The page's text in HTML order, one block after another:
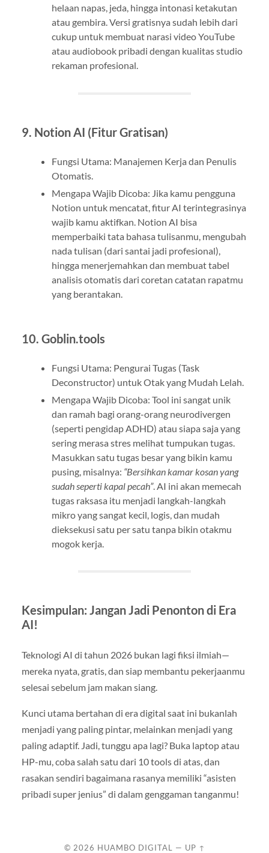
helaan napas, jeda, hingga intonasi ketakutan
atau gembira. Versi gratisnya sudah lebih dari
cukup untuk membuat narasi video YouTube
atau audiobook pribadi dengan kualitas studio
rekaman profesional.
9. Notion AI (Fitur Gratisan)
Fungsi Utama: Manajemen Kerja dan Penulis
Otomatis.
Mengapa Wajib Dicoba: Jika kamu pengguna
Notion untuk mencatat, fitur AI terintegrasinya
wajib kamu aktifkan. Notion AI bisa
memperbaiki tata bahasa tulisanmu, mengubah
nada tulisan (dari santai jadi profesional),
hingga menerjemahkan dan membuat tabel
analisis otomatis dari coretan catatan rapatmu
yang berantakan.
10. Goblin.tools
Fungsi Utama: Pengurai Tugas (Task
Deconstructor) untuk Otak yang Mudah Lelah.
Mengapa Wajib Dicoba: Tool ini sangat unik
dan ramah bagi orang-orang neurodivergen
(seperti pengidap ADHD) atau siapa saja yang
sering merasa stres melihat tumpukan tugas.
Masukkan satu tugas besar yang bikin kamu
pusing, misalnya: “Bersihkan kamar kosan yang
sudah seperti kapal pecah”. AI ini akan memecah
tugas raksasa itu menjadi langkah-langkah
mikro yang sangat kecil, logis, dan mudah
dieksekusi satu per satu tanpa bikin otakmu
mogok kerja.
Kesimpulan: Jangan Jadi Penonton di Era
AI!
Teknologi AI di tahun 2026 bukan lagi fiksi ilmiah—
mereka nyata, gratis, dan siap membantu pekerjaanmu
selesai sebelum jam makan siang.
Kunci utama bertahan di era digital saat ini bukanlah
menjadi yang paling pintar, melainkan menjadi yang
paling adaptif. Jadi, tunggu apa lagi? Buka laptop atau
HP-mu, coba salah satu dari 10 tools di atas, dan
rasakan sendiri bagaimana rasanya memiliki “asisten
pribadi super jenius” di dalam genggaman tanganmu!
© 2026 HUAMBO DIGITAL — UP ↑